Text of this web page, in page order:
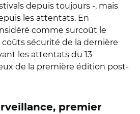
depuis toujours -, mais
les attentats. En
comme surcoût le
sécurité de la dernière
les attentats du 13
de la première édition post-
premier